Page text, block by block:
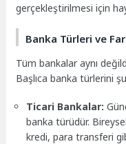
gerçekleştirilmesi için
Banka Türleri ve
Tüm bankalar aynı
Başlıca banka türlerini
Ticari Bankalar:
banka türüdür.
kredi, para transferi